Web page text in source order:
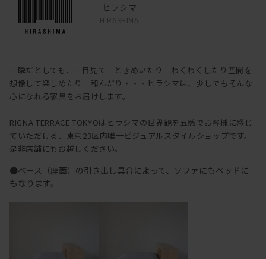
ヒラシマ
HIRASHIMA
一瞬だとしても、一目見て ときめいたり わくわくしたり空間を
想像して楽しめたり 和んだり・・・ヒラシマは、少しでもそんな
心になれる家具をお届けします。
RIGNA TERRACE TOKYOはヒラシマの世界観を五感でお客様に感じ
ていただける、東京23区内唯一ビジュアルスタイルショップです。
是非店舗にもお越しください。
●ベース（座面）の引き出し具合によって、ソファにもベッドに
もなります。